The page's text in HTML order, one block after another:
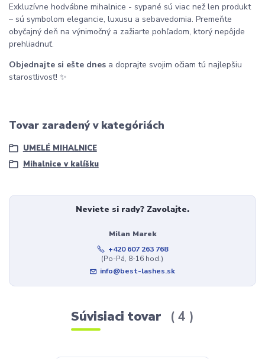
Exkluzívne hodvábne mihalnice - sypané sú viac než len produkt
– sú symbolom elegancie, luxusu a sebavedomia. Premeňte
obyčajný deň na výnimočný a zažiarte pohľadom, ktorý nepôjde
prehliadnuť.
Objednajte si ešte dnes a doprajte svojim očiam tú najlepšiu
starostlivosť! ✨
Tovar zaradený v kategóriách
UMELÉ MIHALNICE
Mihalnice v kalíšku
Neviete si rady? Zavolajte.
Milan Marek
+420 607 263 768
(Po-Pá, 8-16 hod.)
info@best-lashes.sk
Súvisiaci tovar 4